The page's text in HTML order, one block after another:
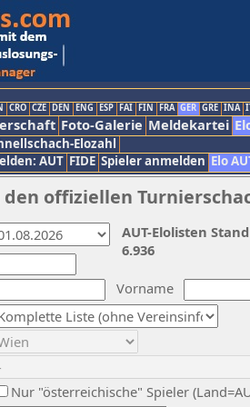
CRO CZE DEN ENG ESP FAI FIN FRA GER GRE INA
Foto-Galerie Meldekartei
Elozahl
AUT FIDE Spieler anmelden Elo
offiziellen
Vorname
Nur "österreichische" Spieler
AUT-Elolisten
6.936